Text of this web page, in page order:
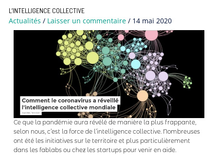
L’INTELLIGENCE COLLECTIVE
Actualités / Laisser un commentaire / 14 mai 2020
Ce que la pandémie aura révélé de manière la plus frappante,
selon nous, c’est la force de l’intelligence collective. Nombreuses
ont été les initiatives sur le territoire et plus particulièrement
dans les fablabs ou chez les startups pour venir en aide.